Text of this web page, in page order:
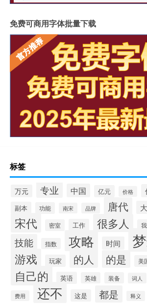
免费可商用字体批量下载
标签
万元 专业 中国 亿元 价格
副本 功能 南宋 品牌 唐代
宋代 密室 工作 很多人
技能
指数 攻略 时间
游戏 玩家 的人 的是 美
自己的 英语 英雄 装备 词人
费用 还不 这是 都是 释义